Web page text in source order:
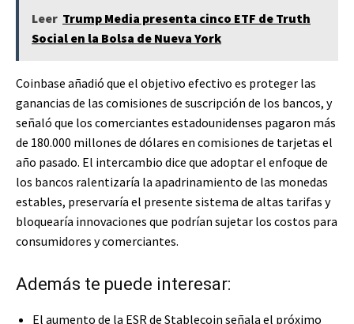
Leer Trump Media presenta cinco ETF de Truth
Social en la Bolsa de Nueva York
Coinbase añadió que el objetivo efectivo es proteger las
ganancias de las comisiones de suscripción de los bancos, y
señaló que los comerciantes estadounidenses pagaron más
de 180.000 millones de dólares en comisiones de tarjetas el
año pasado. El intercambio dice que adoptar el enfoque de
los bancos ralentizaría la apadrinamiento de las monedas
estables, preservaría el presente sistema de altas tarifas y
bloquearía innovaciones que podrían sujetar los costos para
consumidores y comerciantes.
Además te puede interesar:
El aumento de la ESR de Stablecoin señala el próximo